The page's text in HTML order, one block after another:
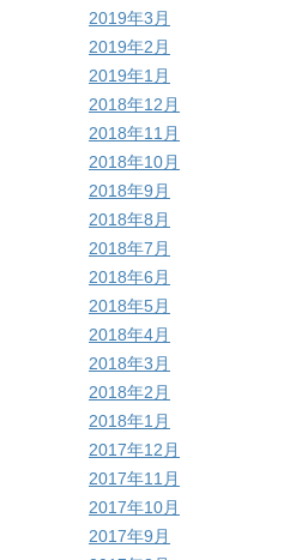
2019年3月
2019年2月
2019年1月
2018年12月
2018年11月
2018年10月
2018年9月
2018年8月
2018年7月
2018年6月
2018年5月
2018年4月
2018年3月
2018年2月
2018年1月
2017年12月
2017年11月
2017年10月
2017年9月